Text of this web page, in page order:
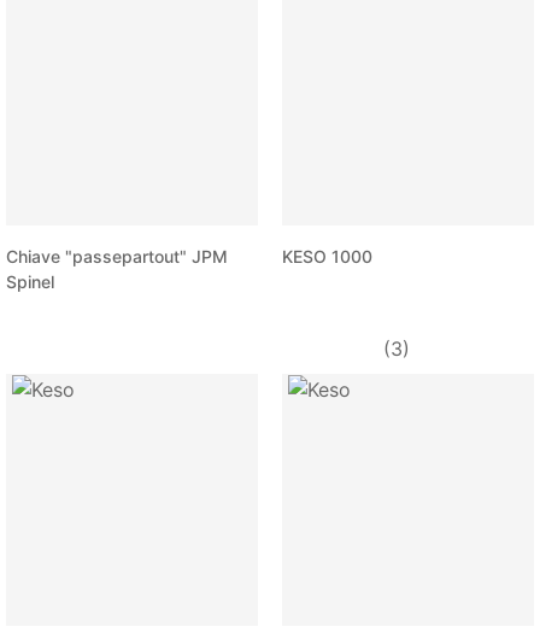
Chiave "passepartout" JPM
Spinel
KESO 1000
(3)